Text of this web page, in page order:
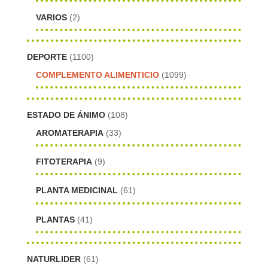
VARIOS (2)
DEPORTE (1100)
COMPLEMENTO ALIMENTICIO (1099)
ESTADO DE ÁNIMO (108)
AROMATERAPIA (33)
FITOTERAPIA (9)
PLANTA MEDICINAL (61)
PLANTAS (41)
NATURLIDER (61)